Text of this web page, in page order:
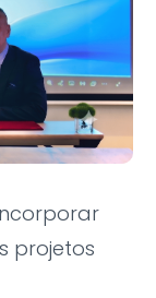
projetos